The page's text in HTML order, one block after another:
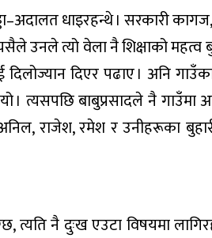
धाइरहन्थे । सरकारी
उनले त्यो वेला नै शिक्षाको महत्व
दिएर पढाए । अनि
। त्यसपछि बाबुप्रसादले नै गाउँमा
राजेश, रमेश र उनीहरूका
नै दुःख एउटा विषयमा